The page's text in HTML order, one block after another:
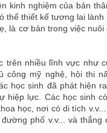
kinh nghiệm của bản
thể thiết kế tương lai
là cơ bản trong việc
trên nhiều lĩnh vực như
mỹ nghệ, hội thi
học sinh đã phát hiện
hiệp lực. Các học sinh
học, nơi có di tích
phố v.v... và thắng